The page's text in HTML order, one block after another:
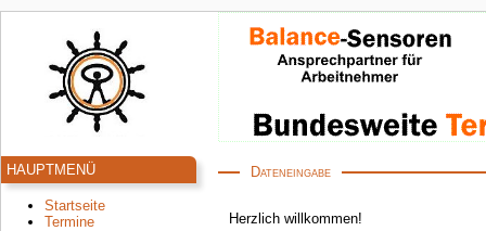
HAUPTMENÜ
Startseite
Termine
Dateneingabe
Herzlich willkommen!